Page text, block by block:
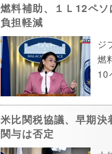
燃料補助、１Ｌ12ペ
負担軽減
ジ
燃
10
米比関税協議、早期
関与は否定